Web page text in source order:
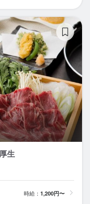
生
時給： 1,200円〜